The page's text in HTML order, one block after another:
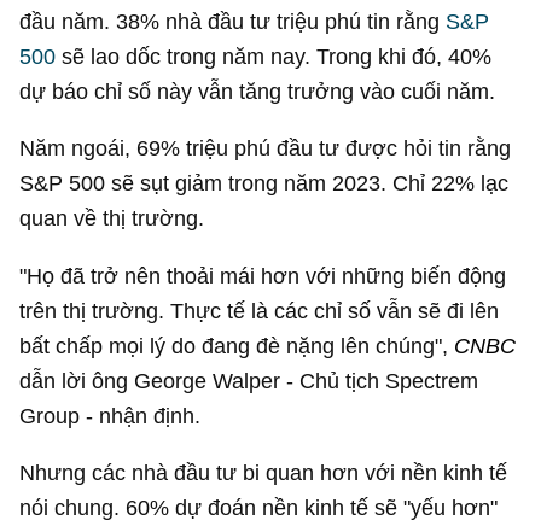
đầu năm. 38% nhà đầu tư triệu phú tin rằng S&P
500 sẽ lao dốc trong năm nay. Trong khi đó, 40%
dự báo chỉ số này vẫn tăng trưởng vào cuối năm.
Năm ngoái, 69% triệu phú đầu tư được hỏi tin rằng
S&P 500 sẽ sụt giảm trong năm 2023. Chỉ 22% lạc
quan về thị trường.
"Họ đã trở nên thoải mái hơn với những biến động
trên thị trường. Thực tế là các chỉ số vẫn sẽ đi lên
bất chấp mọi lý do đang đè nặng lên chúng", CNBC
dẫn lời ông George Walper - Chủ tịch Spectrem
Group - nhận định.
Nhưng các nhà đầu tư bi quan hơn với nền kinh tế
nói chung. 60% dự đoán nền kinh tế sẽ "yếu hơn"